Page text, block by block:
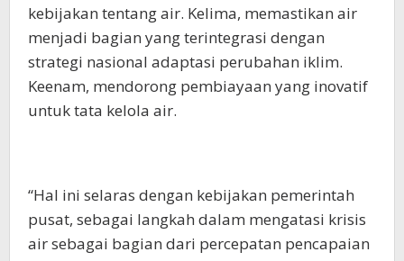
kebijakan tentang air. Kelima, memastikan air
menjadi bagian yang terintegrasi dengan
strategi nasional adaptasi perubahan iklim.
Keenam, mendorong pembiayaan yang inovatif
untuk tata kelola air.
“Hal ini selaras dengan kebijakan pemerintah
pusat, sebagai langkah dalam mengatasi krisis
air sebagai bagian dari percepatan pencapaian